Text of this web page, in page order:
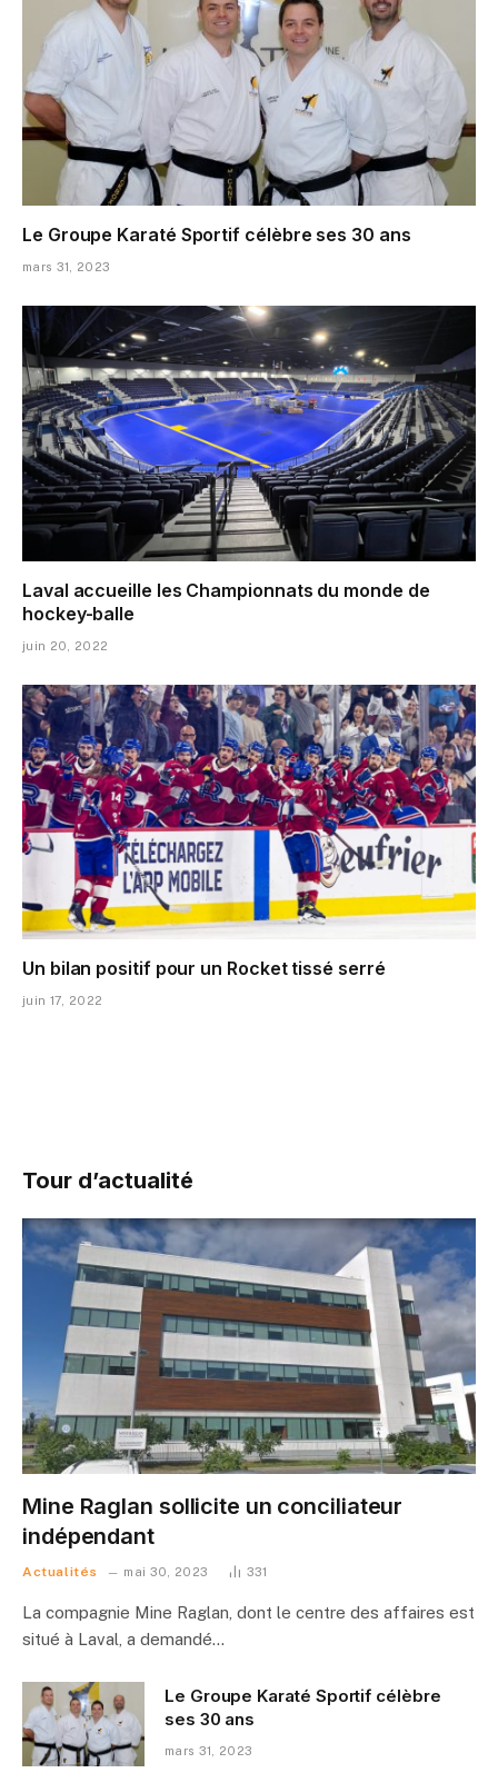
Le Groupe Karaté Sportif célèbre ses 30 ans
mars 31, 2023
Laval accueille les Championnats du monde de
hockey-balle
juin 20, 2022
Un bilan positif pour un Rocket tissé serré
juin 17, 2022
Tour d’actualité
Mine Raglan sollicite un conciliateur
indépendant
Actualités mai 30, 2023 331
La compagnie Mine Raglan, dont le centre des affaires est
situé à Laval, a demandé…
Le Groupe Karaté Sportif célèbre
ses 30 ans
mars 31, 2023